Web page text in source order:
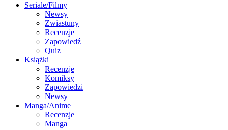
Seriale/Filmy
Newsy
Zwiastuny
Recenzje
Zapowiedź
Quiz
Książki
Recenzje
Komiksy
Zapowiedzi
Newsy
Manga/Anime
Recenzje
Manga